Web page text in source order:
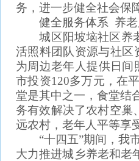
务，进一步健全社会保
健全服务体系 养老
城区阳坡垴社区养老
活照料团队资源与社区
为周边老年人提供日间
市投资120多万元，在
堂是其中之一，食堂结
务有效解决了农村空巢
远农村，老年人平等享
“十四五”期间，我市
大力推进城乡养老和老